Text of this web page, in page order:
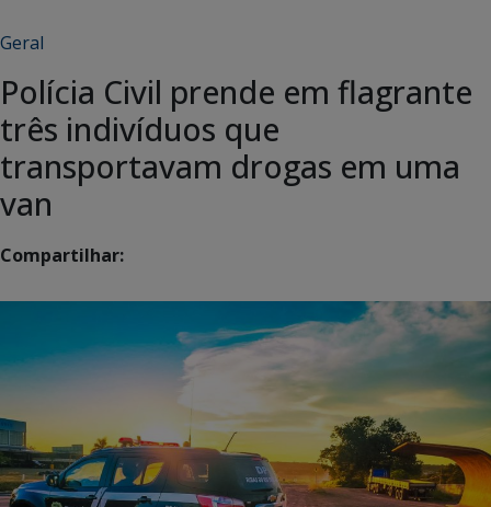
Geral
Polícia Civil prende em flagrante
três indivíduos que
transportavam drogas em uma
van
Compartilhar: